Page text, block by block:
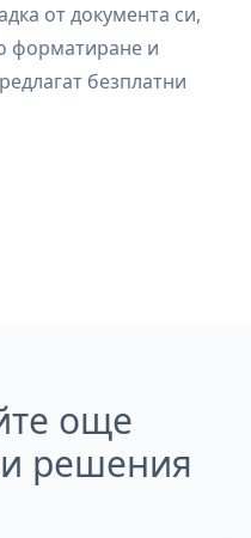
от документа си,
форматиране и
безплатни
още
решения